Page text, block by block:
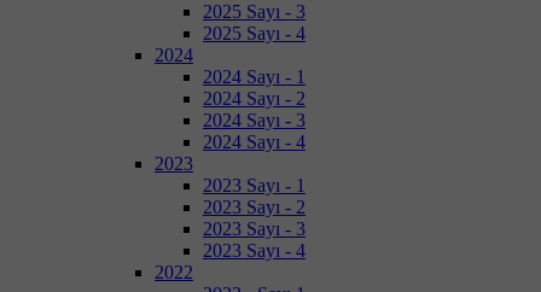
2025 Sayı - 3
2025 Sayı - 4
2024
2024 Sayı - 1
2024 Sayı - 2
2024 Sayı - 3
2024 Sayı - 4
2023
2023 Sayı - 1
2023 Sayı - 2
2023 Sayı - 3
2023 Sayı - 4
2022